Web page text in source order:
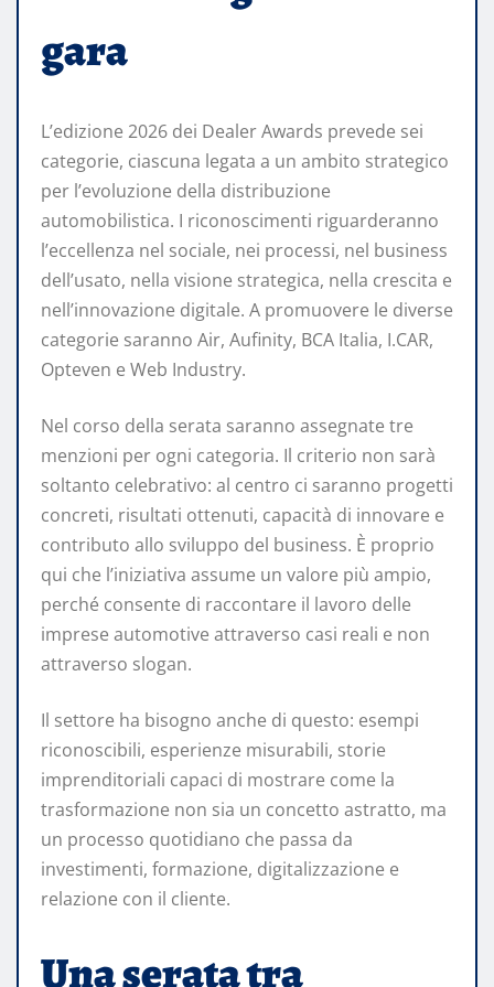
gara
L’edizione 2026 dei Dealer Awards prevede sei
categorie, ciascuna legata a un ambito strategico
per l’evoluzione della distribuzione
automobilistica. I riconoscimenti riguarderanno
l’eccellenza nel sociale, nei processi, nel business
dell’usato, nella visione strategica, nella crescita e
nell’innovazione digitale. A promuovere le diverse
categorie saranno Air, Aufinity, BCA Italia, I.CAR,
Opteven e Web Industry.
Nel corso della serata saranno assegnate tre
menzioni per ogni categoria. Il criterio non sarà
soltanto celebrativo: al centro ci saranno progetti
concreti, risultati ottenuti, capacità di innovare e
contributo allo sviluppo del business. È proprio
qui che l’iniziativa assume un valore più ampio,
perché consente di raccontare il lavoro delle
imprese automotive attraverso casi reali e non
attraverso slogan.
Il settore ha bisogno anche di questo: esempi
riconoscibili, esperienze misurabili, storie
imprenditoriali capaci di mostrare come la
trasformazione non sia un concetto astratto, ma
un processo quotidiano che passa da
investimenti, formazione, digitalizzazione e
relazione con il cliente.
Una serata tra